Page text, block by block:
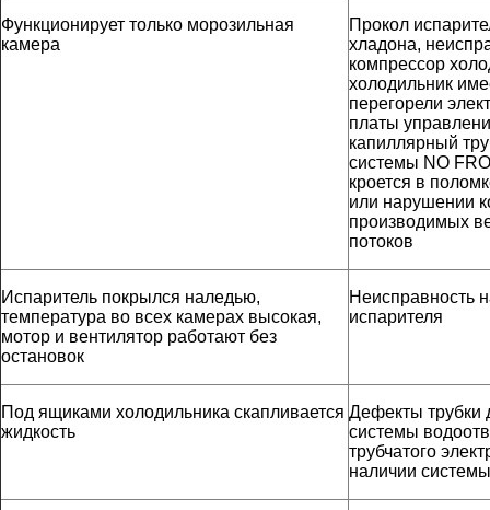
Функционирует только морозильная
камера
Прокол
хладона,
компрессор
холодильник
перегорели
платы
капиллярный
системы NO
кроется в
или нарушении
производимых
потоков
Испаритель покрылся наледью,
температура во всех камерах высокая,
мотор и вентилятор работают без
остановок
Неисправность
испарителя
Под ящиками холодильника скапливается
жидкость
Дефекты трубки
системы
трубчатого
наличии